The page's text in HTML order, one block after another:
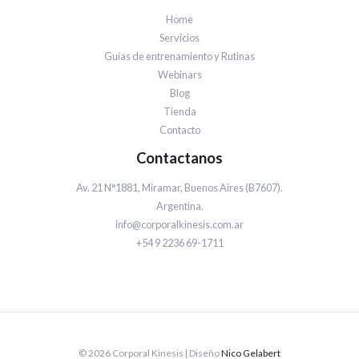
Home
Servicios
Guías de entrenamiento y Rutinas
Webinars
Blog
Tienda
Contacto
Contactanos
Av. 21 N°1881, Miramar, Buenos Aires (B7607).
Argentina.
info@corporalkinesis.com.ar
+54 9 2236 69-1711
© 2026 Corporal Kinesis | DiseñoNico Gelabert